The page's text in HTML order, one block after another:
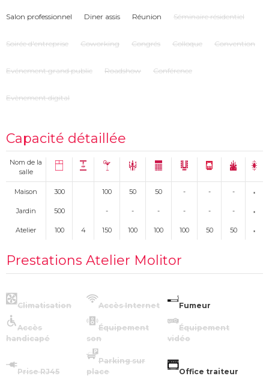
Salon professionnel Diner assis Réunion Séminaire résidentiel
Soirée d'entreprise Coworking Congrés Colloque Convention
Evénement grand public Roadshow Conférence
Evènement digital
Capacité détaillée
Nom de la
salle
Maison 300 100 50 50 - - -
Jardin 500 - - - - - -
Atelier 100 4 150 100 100 100 50 50
Prestations Atelier Molitor
Climatisation Accès Internet Fumeur
Accès
handicapé
Équipement
son
Équipement
vidéo
Prise RJ45
Parking sur
place
Office traiteur